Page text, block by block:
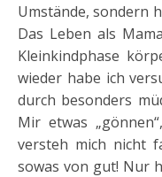
Umstände, sondern
Das Leben als
Kleinkindphase
wieder habe ich
durch besonders
Mir etwas
versteh mich nicht
sowas von gut! Nur